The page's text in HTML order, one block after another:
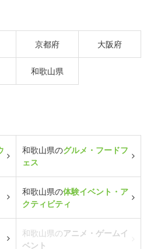
京都府 大阪府
和歌山県
和歌山県のグルメ・フードフ
ェス
和歌山県の体験イベント・ア
クティビティ
和歌山県のアニメ・ゲームイ
ベント